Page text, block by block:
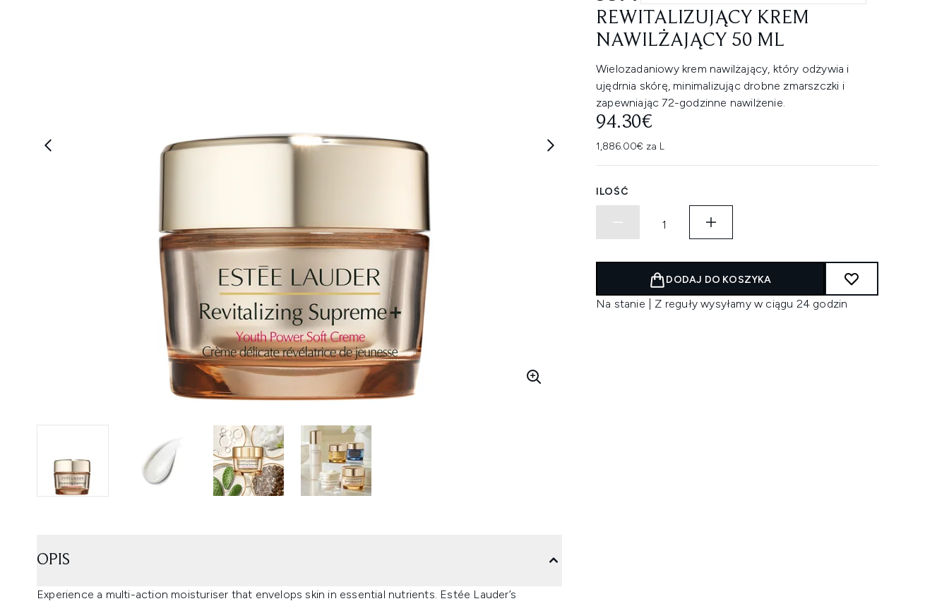
REWITALIZUJĄCY KREM
NAWILŻAJĄCY 50 ML
Wielozadaniowy krem nawilżający, który odżywia i
ujędrnia skórę, minimalizując drobne zmarszczki i
zapewniając 72-godzinne nawilżenie.
94.30€
1,886.00€ za L
ILOŚĆ
DODAJ DO KOSZYKA
Na stanie | Z reguły wysyłamy w ciągu 24 godzin
OPIS
Experience a multi-action moisturiser that envelops skin in essential nutrients. Estée Lauder’s